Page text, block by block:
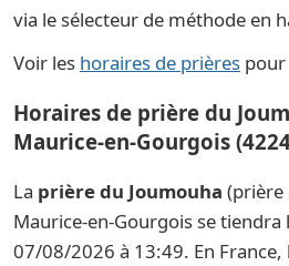
via le sélecteur de méthode en
Voir les horaires de prières
Horaires de prière du
Maurice-en-Gourgois
La prière du Joumouha (prière
Maurice-en-Gourgois se tiendra
07/08/2026 à 13:49. En